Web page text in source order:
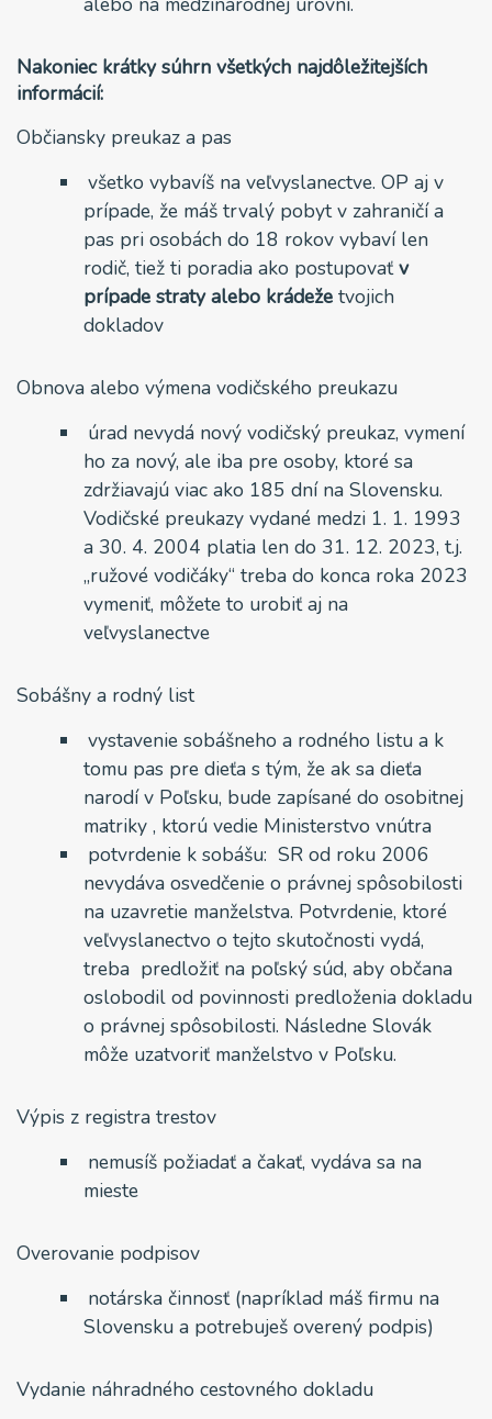
Nakoniec krátky súhrn všetkých najdôležitejších
informácií:
Občiansky preukaz a pas
všetko vybavíš na veľvyslanectve. OP aj v
prípade, že máš trvalý pobyt v zahraničí a
pas pri osobách do 18 rokov vybaví len
rodič, tiež ti poradia ako postupovaťv
prípade straty alebo krádeže tvojich
dokladov
Obnova alebo výmena vodičského preukazu
úrad nevydá nový vodičský preukaz, vymení
ho za nový, ale iba pre osoby, ktoré sa
zdržiavajú viac ako 185 dní na Slovensku.
Vodičské preukazy vydané medzi 1. 1. 1993
a 30. 4. 2004 platia len do 31. 12. 2023, t.j.
„ružové vodičáky“ treba do konca roka 2023
vymeniť, môžete to urobiť aj na
veľvyslanectve
Sobášny a rodný list
vystavenie sobášneho a rodného listu a k
tomu pas pre dieťa s tým, že ak sa dieťa
narodí v Poľsku, bude zapísané do osobitnej
matriky , ktorú vedie Ministerstvo vnútra
potvrdenie k sobášu: SR od roku 2006
nevydáva osvedčenie o právnej spôsobilosti
na uzavretie manželstva. Potvrdenie, ktoré
veľvyslanectvo o tejto skutočnosti vydá,
treba predložiť na poľský súd, aby občana
oslobodil od povinnosti predloženia dokladu
o právnej spôsobilosti. Následne Slovák
môže uzatvoriť manželstvo v Poľsku.
Výpis z registra trestov
nemusíš požiadať a čakať, vydáva sa na
mieste
Overovanie podpisov
notárska činnosť (napríklad máš firmu na
Slovensku a potrebuješ overený podpis)
Vydanie náhradného cestovného dokladu